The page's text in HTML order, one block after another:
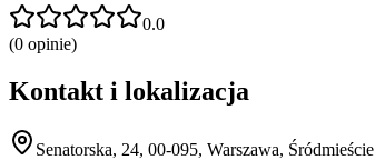
0.0
(0 opinie)
Kontakt i lokalizacja
Senatorska, 24, 00-095, Warszawa, Śródmieście